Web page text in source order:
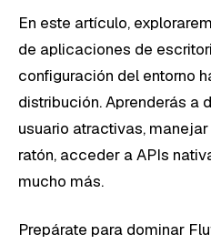
En este artículo,
de aplicaciones de
configuración del entorno
distribución. Aprenderás a
usuario atractivas,
ratón, acceder a APIs
mucho más.
Prepárate para dominar